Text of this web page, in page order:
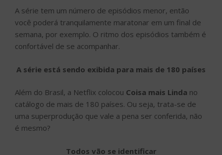
A série tem um número de episódios menor, então
você poderá tranquilamente maratonar em um final de
semana, por exemplo. O ritmo dos episódios também é
confortável de se acompanhar.
A série está sendo exibida para mais de 180 países
Além do Brasil, a Netflix colocou Coisa mais Linda no
catálogo de mais de 180 países. Ou seja, trata-se de
uma superprodução que vale a pena ser conferida, não
é mesmo?
Todos vão se identificar